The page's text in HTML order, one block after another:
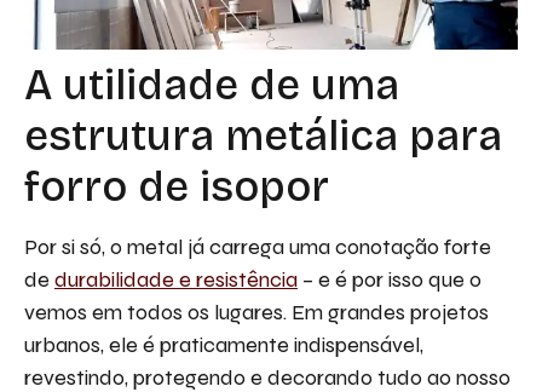
A utilidade de uma
estrutura metálica para
forro de isopor
Por si só, o metal já carrega uma conotação forte
de durabilidade e resistência – e é por isso que o
vemos em todos os lugares. Em grandes projetos
urbanos, ele é praticamente indispensável,
revestindo, protegendo e decorando tudo ao nosso